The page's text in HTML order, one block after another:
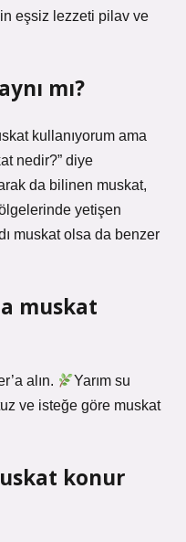
eşsiz lezzeti pilav ve
mı?
kullanıyorum ama
nedir?” diye
da bilinen muskat,
yetişen
muskat olsa da benzer
muskat
alın.
Yarım su
ve isteğe göre muskat
konur